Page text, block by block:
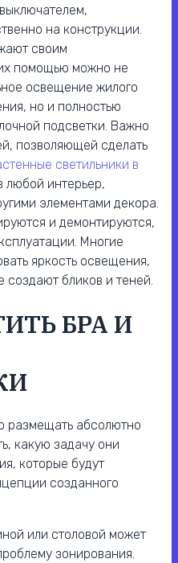
на конструкции.
своим
помощью можно не
освещение жилого
но и полностью
подсветки. Важно
позволяющей сделать
светильники в
любой интерьер,
элементами декора.
и демонтируются,
Многие
яркость освещения,
создают бликов и теней.
БРА И
размещать абсолютно
какую задачу они
которые будут
созданного
или столовой может
зонирования.